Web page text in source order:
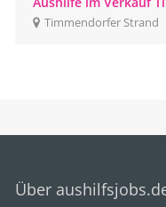
Timmendorfer Strand
Über